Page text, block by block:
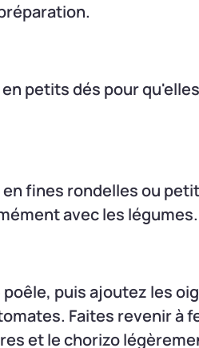
petits dés pour qu'elles
fines rondelles ou
avec les légumes.
puis ajoutez les
Faites revenir à
et le chorizo